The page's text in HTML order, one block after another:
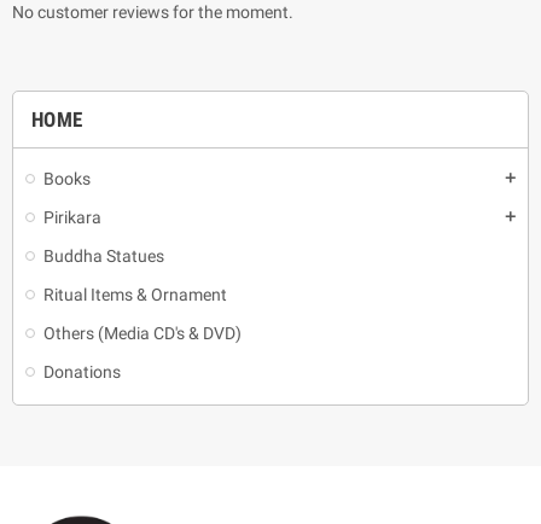
HOME
Books add
Pirikara add
Buddha Statues
Ritual Items & Ornament
Others (Media CD's & DVD)
Donations
No customer reviews for the moment.